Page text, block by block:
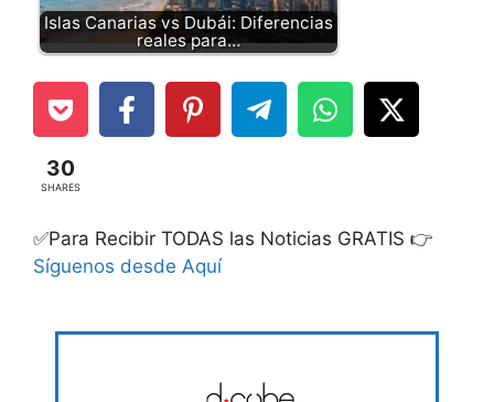
Islas Canarias vs Dubái: Diferencias
reales para…
30
SHARES
✅Para Recibir TODAS las Noticias GRATIS 👉
Síguenos desde Aquí